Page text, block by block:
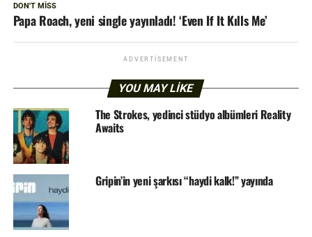
DON'T MISS
Papa Roach, yeni single yayınladı! ‘Even If It Kılls Me’
ADVERTISEMENT
YOU MAY LIKE
The Strokes, yedinci stüdyo albümleri Reality
Awaits
Gripin’in yeni şarkısı “haydi kalk!” yayında